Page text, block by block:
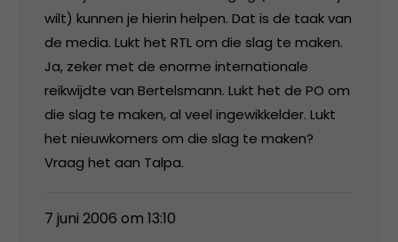
wilt) kunnen je hierin helpen. Dat is de taak van
de media. Lukt het RTL om die slag te maken.
Ja, zeker met de enorme internationale
reikwijdte van Bertelsmann. Lukt het de PO om
die slag te maken, al veel ingewikkelder. Lukt
het nieuwkomers om die slag te maken?
Vraag het aan Talpa.
7 juni 2006 om 13:10